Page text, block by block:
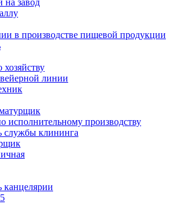
на завод
в производстве пищевой продукции
линии
исполнительному производству
службы клининга
канцелярии